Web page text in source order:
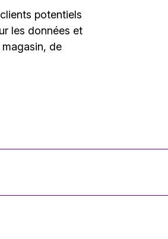
potentiels
les données et
de